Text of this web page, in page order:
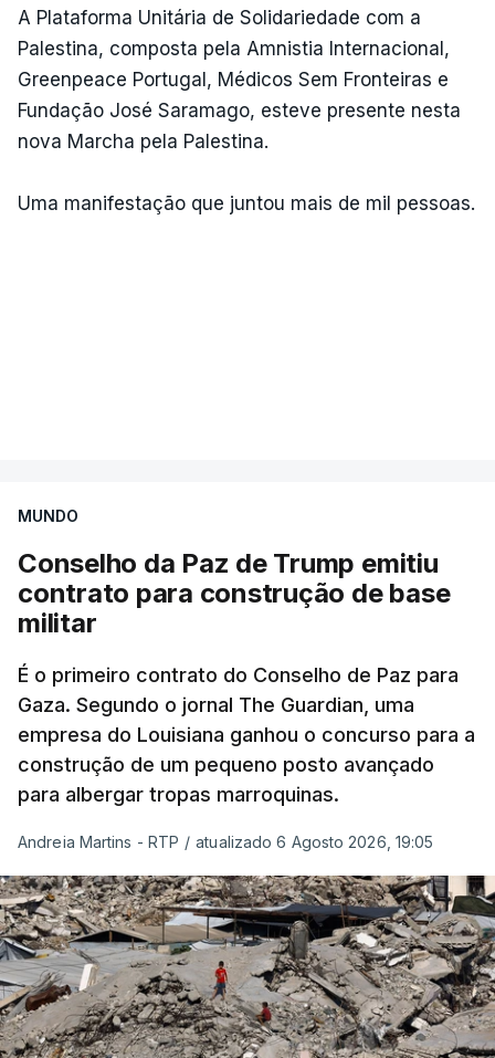
A Plataforma Unitária de Solidariedade com a
Palestina, composta pela Amnistia Internacional,
Greenpeace Portugal, Médicos Sem Fronteiras e
Fundação José Saramago, esteve presente nesta
nova Marcha pela Palestina.
Uma manifestação que juntou mais de mil pessoas.
MUNDO
Conselho da Paz de Trump emitiu
contrato para construção de base
militar
É o primeiro contrato do Conselho de Paz para
Gaza. Segundo o jornal The Guardian, uma
empresa do Louisiana ganhou o concurso para a
construção de um pequeno posto avançado
para albergar tropas marroquinas.
Andreia Martins - RTP / atualizado 6 Agosto 2026, 19:05